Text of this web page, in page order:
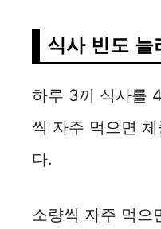
식사 빈도 늘
하루 3끼 식사를
씩 자주 먹으면
다.
소량씩 자주 먹으